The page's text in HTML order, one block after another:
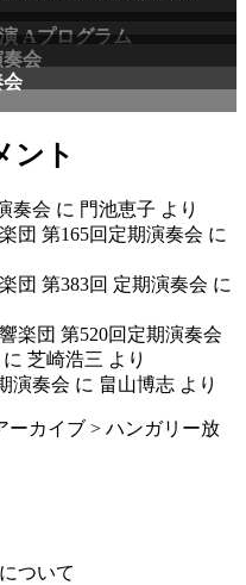
Aプログラム
奏会
会
ント
奏会 に 門池恵子 より
団 第165回定期演奏会 に
団 第383回 定期演奏会 に
楽団 第520回定期演奏会
に 芝崎浩三 より
演奏会 に 畠山博志 より
ーカイブ > ハンガリー放
ついて